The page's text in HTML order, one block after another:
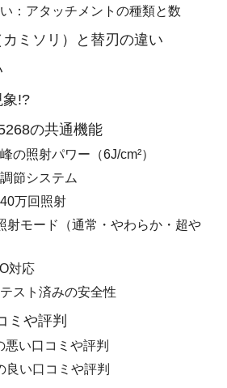
：アタッチメントの種類と数
ミソリ）と替刃の違い
!?
の共通機能
の照射パワー（6J/cm²）
節システム
万回照射
射モード（通常・やわらか・超や
対応
スト済みの安全性
ミや評判
悪い口コミや評判
良い口コミや評判